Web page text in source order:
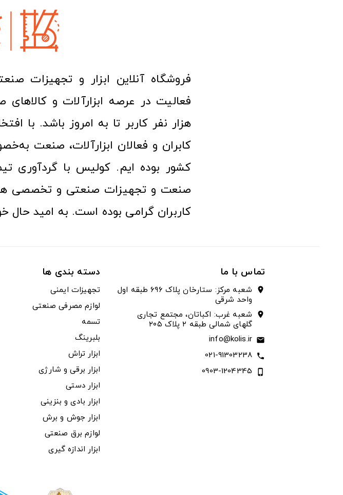
هزار نفر کاربر تا به امروز باشد. با
کابران و فعالان ابزارآلات، صنعت
کشور بوده ایم. کولیس با گردآوری
صنعت و تجهیزات صنعتی و تخصصی
کاربران گرامی بوده است. به امید حال
تماس با ما
location_on
شعبه مرکز: ستارخان پلاک ۶۹۶ طبقه اول
واحد شرقی
location_on
شعبه غرب: اکباتان، مجتمع تجاری
گلهای شمالی طبقه ۲ پلاک ۲۰۵
email
info@kolis.ir
call
021-91303238
phone_iphone
0903-1204345
دسته بندی ها
تجهیزات ایمنی
لوازم مصرفی صنعتی
تسمه
بلبرینگ
ابزار تراش
ابزار برقی و شارژی
ابزار دستی
ابزار بادی و بنزینی
ابزار جوش و برش
لوازم برق صنعتی
ابزار اندازه گیری